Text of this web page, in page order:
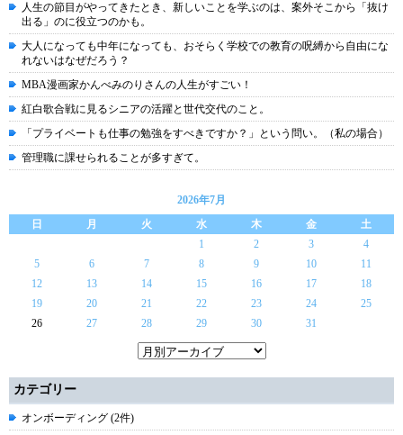
人生の節目がやってきたとき、新しいことを学ぶのは、案外そこから「抜け
出る」のに役立つのかも。
大人になっても中年になっても、おそらく学校での教育の呪縛から自由にな
れないはなぜだろう？
MBA漫画家かんべみのりさんの人生がすごい！
紅白歌合戦に見るシニアの活躍と世代交代のこと。
「プライベートも仕事の勉強をすべきですか？」という問い。（私の場合）
管理職に課せられることが多すぎて。
2026年7月
日
月 火 水 木 金
土
1
2 3
4
5
6 7 8 9 10
11
12
13 14 15 16 17
18
19
20 21 22 23 24
25
26
27 28 29 30 31
カテゴリー
オンボーディング (2件)